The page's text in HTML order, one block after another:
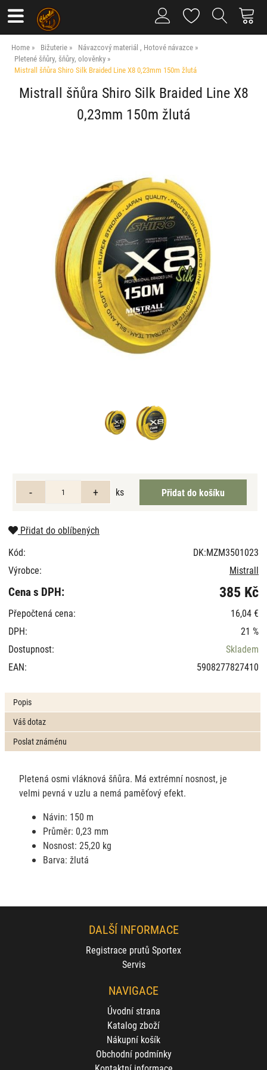
Home Bižuterie
Návazcový materiál , Hotové návazce
Pletené šňůry, šňůry, olověnky
Mistrall šňůra Shiro Silk Braided Line X8 0,23mm 150m žlutá
Mistrall šňůra Shiro Silk Braided Line X8
0,23mm 150m žlutá
ks
Přidat do oblíbených
Kód:
DK:MZM3501023
Výrobce:
Mistrall
Cena s DPH: 385 Kč
Přepočtená cena:
16,04 €
DPH:
21 %
Dostupnost:
Skladem
EAN:
5908277827410
Popis
Váš dotaz
Poslat známénu
Pletená osmi vláknová šňůra. Má extrémní nosnost, je
velmi pevná v uzlu a nemá paměťový efekt.
Návin: 150 m
Průměr: 0,23 mm
Nosnost: 25,20 kg
Barva: žlutá
DALŠÍ INFORMACE
Registrace prutů Sportex
Servis
NAVIGACE
Úvodní strana
Katalog zboží
Nákupní košík
Obchodní podmínky